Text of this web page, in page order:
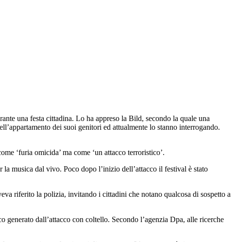
una festa cittadina. Lo ha appreso la Bild, secondo la quale una
dei suoi genitori ed attualmente lo stanno interrogando.
‘furia omicida’ ma come ‘un attacco terroristico’.
musica dal vivo. Poco dopo l’inizio dell’attacco il festival è stato
riferito la polizia, invitando i cittadini che notano qualcosa di sospetto a
dall’attacco con coltello. Secondo l’agenzia Dpa, alle ricerche